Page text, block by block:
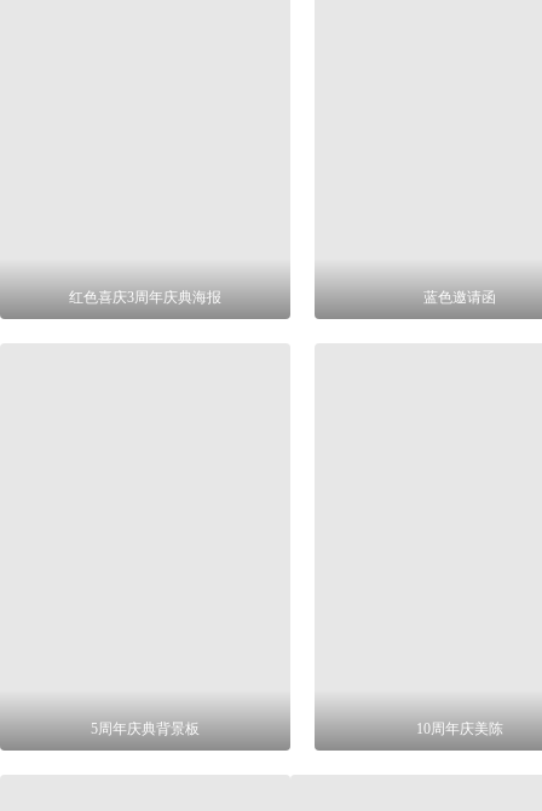
红色喜庆3周年庆典海报 蓝色邀请函
5周年庆典背景板 10周年庆美陈